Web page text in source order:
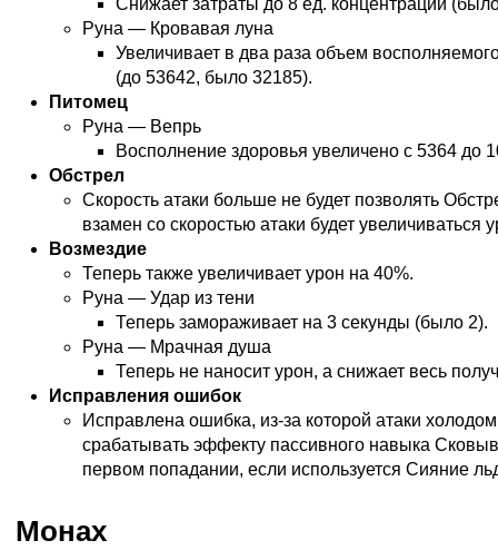
Снижает затраты до 8 ед. концентрации
Руна — Кровавая луна
Увеличивает в два раза объем
(до 53642, было 32185).
Питомец
Руна — Вепрь
Восполнение здоровья увеличено с 5364 до
Обстрел
Скорость атаки больше не будет позволять
взамен со скоростью атаки будет увеличиваться
Возмездие
Теперь также увеличивает урон на 40%.
Руна — Удар из тени
Теперь замораживает на 3 секунды (было 2).
Руна — Мрачная душа
Теперь не наносит урон, а снижает весь
Исправления ошибок
Исправлена ошибка, из-за которой атаки
срабатывать эффекту пассивного навыка
первом попадании, если используется Сияние
Монах